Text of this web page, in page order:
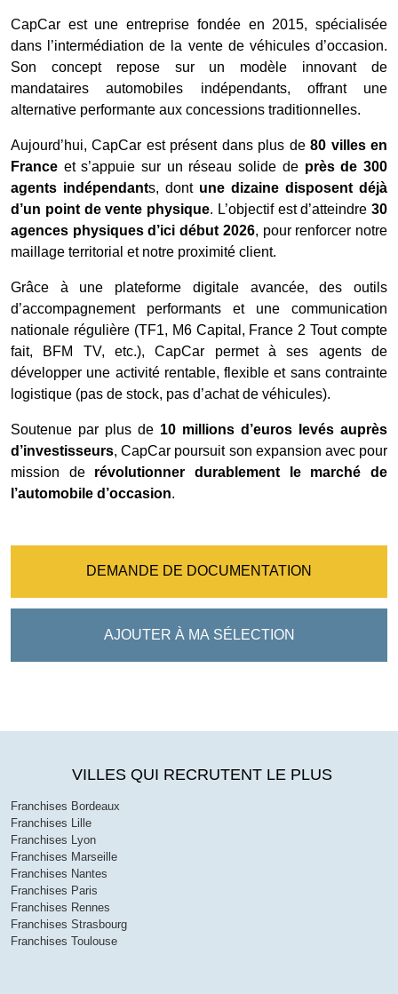
CapCar est une entreprise fondée en 2015, spécialisée
dans l’intermédiation de la vente de véhicules d’occasion.
Son concept repose sur un modèle innovant de
mandataires automobiles indépendants, offrant une
alternative performante aux concessions traditionnelles.
Aujourd’hui, CapCar est présent dans plus de80 villes en
France et s’appuie sur un réseau solide deprès de 300
agents indépendants, dont une dizaine disposent déjà
d’un point de vente physique. L’objectif est d’atteindre 30
agences physiques d’ici début 2026, pour renforcer notre
maillage territorial et notre proximité client.
Grâce à une plateforme digitale avancée, des outils
d’accompagnement performants et une communication
nationale régulière (TF1, M6 Capital, France 2 Tout compte
fait, BFM TV, etc.), CapCar permet à ses agents de
développer une activité rentable, flexible et sans contrainte
logistique (pas de stock, pas d’achat de véhicules).
Soutenue par plus de 10 millions d’euros levés auprès
d’investisseurs, CapCar poursuit son expansion avec pour
mission de révolutionner durablement le marché de
l’automobile d’occasion.
DEMANDE DE DOCUMENTATION
AJOUTER À MA SÉLECTION
VILLES QUI RECRUTENT LE PLUS
Franchises Bordeaux
Franchises Lille
Franchises Lyon
Franchises Marseille
Franchises Nantes
Franchises Paris
Franchises Rennes
Franchises Strasbourg
Franchises Toulouse